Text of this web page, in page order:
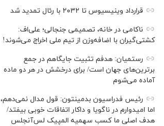
قرارداد وینیسیوس تا ۲۰۳۲ با رئال‌ تمدید شد
ناکامی در خانه، تصمیمی جنجالی؛ علی‌اف:
کشتی‌گیران با اضافه‌وزن از تیم ملی اخراج می‌شوند!
رستمیان: هدفم تثبیت جایگاهم در جمع
برترین‌های جهان است/ برای درخشش در هر دو ماده
آماده می‌شوم
رئیس فدراسیون بدمینتون: قول مدال نمی‌دهم،
اما امیدوارم در ناگویا و داکار اتفاقات خوبی بیفتد/
هدف اصلی ما کسب سهمیه المپیک لس‌آنجلس